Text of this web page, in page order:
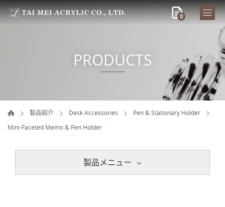
0
PRODUCTS
製品紹介 Desk Accessories
Pen & Stationary Holder
Mini-Faceted Memo & Pen Holder
製品メニュー